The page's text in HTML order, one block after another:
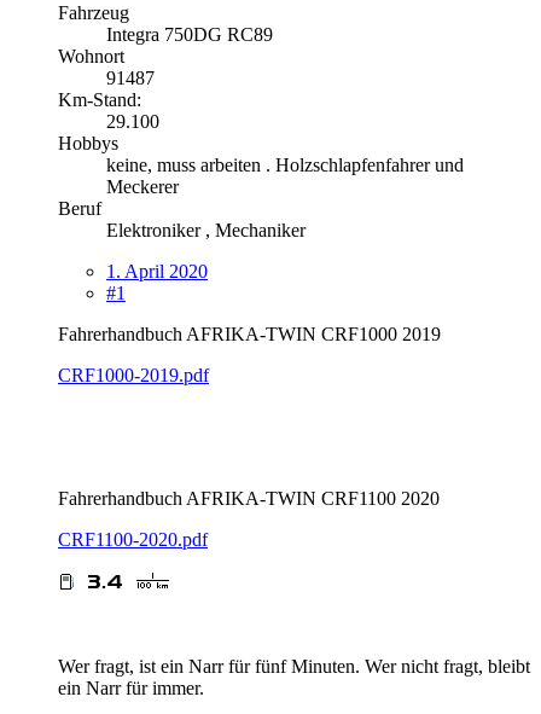
Fahrzeug
Integra 750DG RC89
Wohnort
91487
Km-Stand:
29.100
Hobbys
keine, muss arbeiten . Holzschlapfenfahrer und
Meckerer
Beruf
Elektroniker , Mechaniker
1. April 2020
#1
Fahrerhandbuch AFRIKA-TWIN CRF1000 2019
CRF1000-2019.pdf
Fahrerhandbuch AFRIKA-TWIN CRF1100 2020
CRF1100-2020.pdf
Wer fragt, ist ein Narr für fünf Minuten. Wer nicht fragt, bleibt
ein Narr für immer.